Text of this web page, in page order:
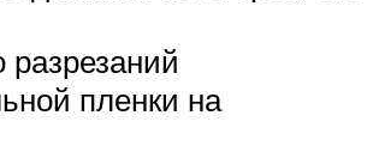
разрезаний
пленки на